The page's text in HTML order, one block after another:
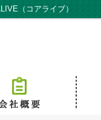
（コアライブ）